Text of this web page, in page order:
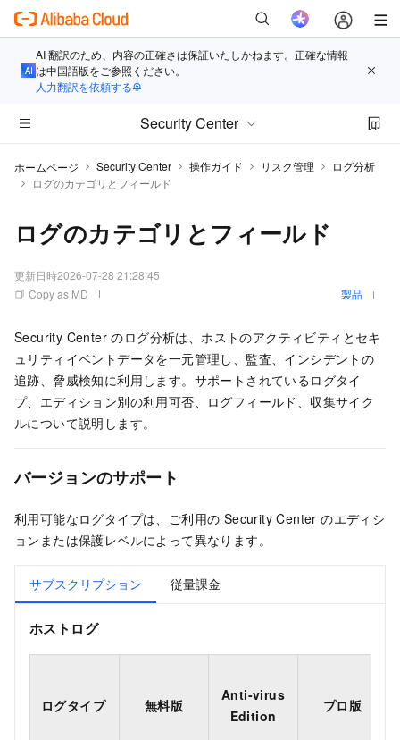
AI 翻訳のため、内容の正確さは保証いたしかねます。正確な情報
は中国語版をご参照ください。
人力翻訳を依頼する
Security Center
ホームページ Security Center 操作ガイド リスク管理
ログ分析
ログのカテゴリとフィールド
ログのカテゴリとフィールド
更新日時2026-07-28 21:28:45
Copy as MD
製品
Security Center のログ分析は、ホストのアクティビティとセキ
ュリティイベントデータを一元管理し、監査、インシデントの
追跡、脅威検知に利用します。サポートされているログタイ
プ、エディション別の利用可否、ログフィールド、収集サイク
ルについて説明します。
バージョンのサポート
利用可能なログタイプは、ご利用の Security Center のエディシ
ョンまたは保護レベルによって異なります。
サブスクリプション 従量課金
ホストログ
ログタイプ 無料版
Anti-virus
Edition
プロ版